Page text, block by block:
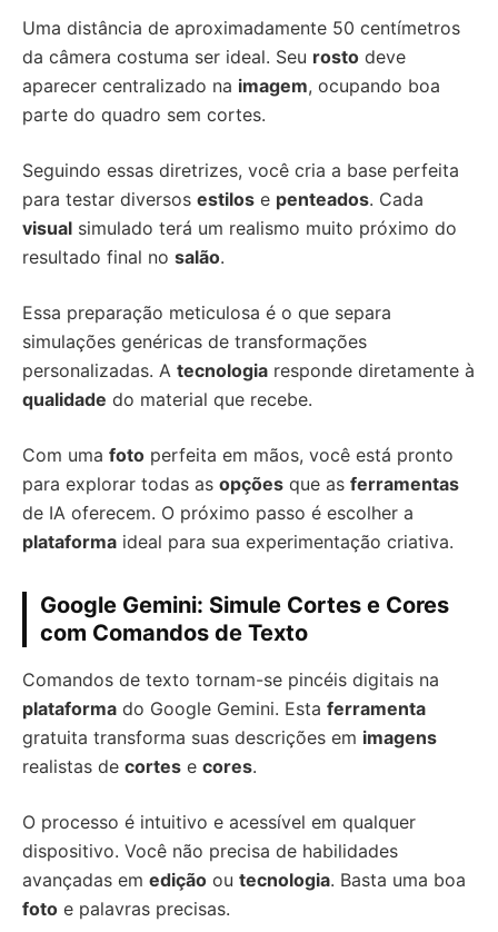
Uma distância de aproximadamente 50 centímetros
da câmera costuma ser ideal. Seu rosto deve
aparecer centralizado na imagem, ocupando boa
parte do quadro sem cortes.
Seguindo essas diretrizes, você cria a base perfeita
para testar diversos estilos e penteados. Cada
visual simulado terá um realismo muito próximo do
resultado final no salão.
Essa preparação meticulosa é o que separa
simulações genéricas de transformações
personalizadas. A tecnologia responde diretamente à
qualidade do material que recebe.
Com uma foto perfeita em mãos, você está pronto
para explorar todas as opções que as ferramentas
de IA oferecem. O próximo passo é escolher a
plataforma ideal para sua experimentação criativa.
Google Gemini: Simule Cortes e Cores
com Comandos de Texto
Comandos de texto tornam-se pincéis digitais na
plataforma do Google Gemini. Esta ferramenta
gratuita transforma suas descrições em imagens
realistas de cortes e cores.
O processo é intuitivo e acessível em qualquer
dispositivo. Você não precisa de habilidades
avançadas em edição ou tecnologia. Basta uma boa
foto e palavras precisas.